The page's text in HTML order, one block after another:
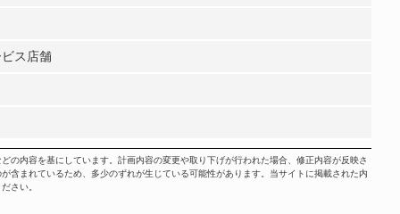
ス店舗
内容を基にしています。計画内容の変更や取り下げが行われた場合、修正内容が反映さ
含まれているため、多少のずれが生じている可能性があります。当サイトに掲載された内
さい。